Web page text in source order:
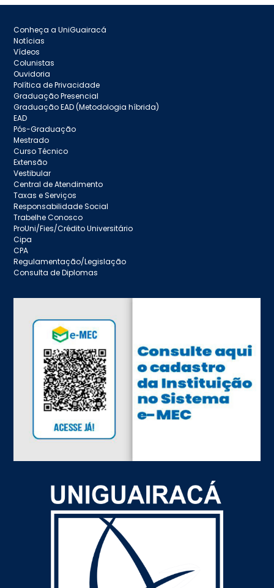
Conheça a UniGuairacá
Notícias
Vídeos
Colunistas
Ouvidoria
Política de Privacidade
Graduação Presencial
Graduação EAD (Metodologia híbrida)
EAD
Pós-Graduação
Mestrado
Curso Técnico
Extensão
Vestibular
Central de Atendimento
Taxas e Serviços
Responsabilidade Social
Trabelhe Conosco
ProUni/Fies/Crédito Universitário
Cipa
CPA
Regulamentação/Legislação
Consulta de Diplomas